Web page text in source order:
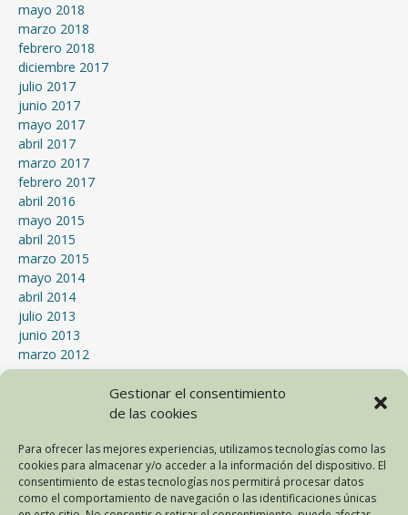
Gestionar el consentimiento
de las cookies
Para ofrecer las mejores experiencias, utilizamos tecnologías como las
cookies para almacenar y/o acceder a la información del dispositivo. El
consentimiento de estas tecnologías nos permitirá procesar datos
como el comportamiento de navegación o las identificaciones únicas
mayo 2018
marzo 2018
febrero 2018
diciembre 2017
julio 2017
junio 2017
mayo 2017
abril 2017
marzo 2017
febrero 2017
abril 2016
mayo 2015
abril 2015
marzo 2015
mayo 2014
abril 2014
julio 2013
junio 2013
marzo 2012
enero 2012
septiembre 2011
abril 2011
marzo 2011
mayo 2010
abril 2010